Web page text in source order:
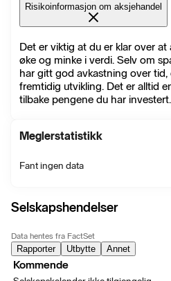
Risikoinformasjon om aksjehandel
Det er viktig at du er klar over
øke og minke i verdi. Selv om
har gitt god avkastning over
fremtidig utvikling. Det er alltid
tilbake pengene du har investert.
Meglerstatistikk
Fant ingen data
Selskapshendelser
Data hentes fra FactSet
Rapporter Utbytte Annet
Kommende